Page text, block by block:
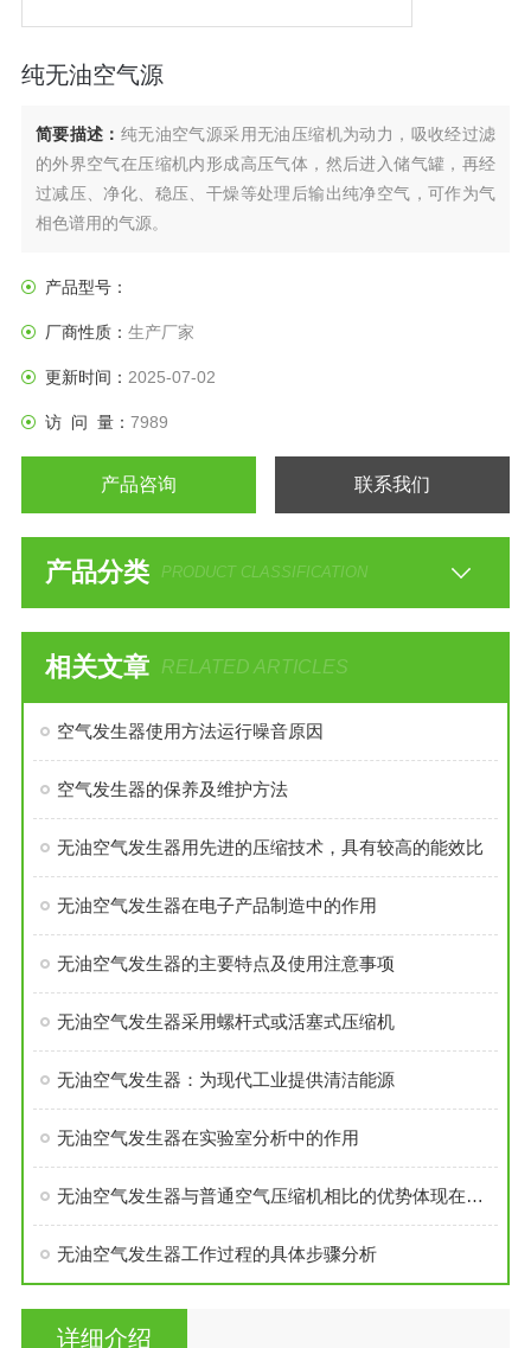
纯无油空气源
简要描述： 纯无油空气源采用无油压缩机为动力，吸收经过滤
的外界空气在压缩机内形成高压气体，然后进入储气罐，再经
过减压、净化、稳压、干燥等处理后输出纯净空气，可作为气
相色谱用的气源。
产品型号：
厂商性质： 生产厂家
更新时间： 2025-07-02
访 问 量： 7989
产品咨询 联系我们
产品分类 PRODUCT CLASSIFICATION
相关文章 RELATED ARTICLES
空气发生器使用方法运行噪音原因
空气发生器的保养及维护方法
无油空气发生器用先进的压缩技术，具有较高的能效比
无油空气发生器在电子产品制造中的作用
无油空气发生器的主要特点及使用注意事项
无油空气发生器采用螺杆式或活塞式压缩机
无油空气发生器：为现代工业提供清洁能源
无油空气发生器在实验室分析中的作用
无油空气发生器与普通空气压缩机相比的优势体现在哪里？
无油空气发生器工作过程的具体步骤分析
详细介绍